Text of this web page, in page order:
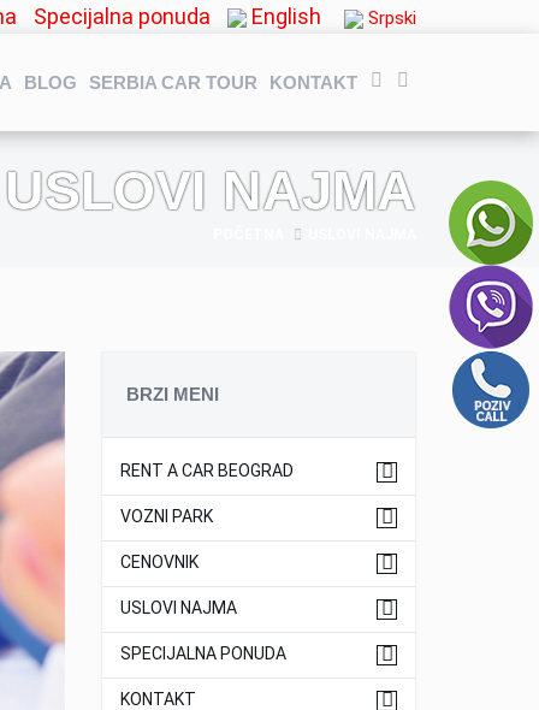
Specijalna ponuda English Srpski
BLOG SERBIA CAR TOUR KONTAKT
USLOVI NAJMA
BRZI MENI
RENT A CAR BEOGRAD
VOZNI PARK
CENOVNIK
USLOVI NAJMA
SPECIJALNA PONUDA
KONTAKT